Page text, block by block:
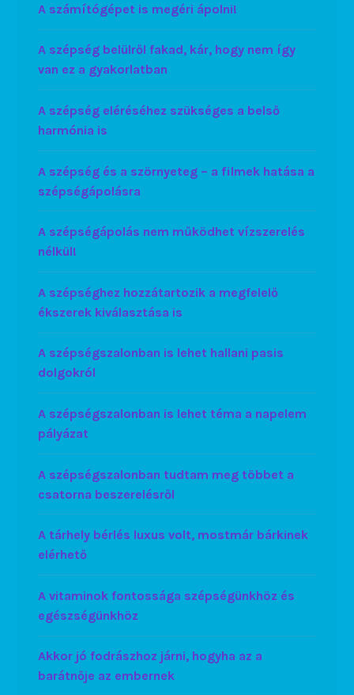
A számítógépet is megéri ápolni!
A szépség belülről fakad, kár, hogy nem így
van ez a gyakorlatban
A szépség eléréséhez szükséges a belső
harmónia is
A szépség és a szörnyeteg – a filmek hatása a
szépségápolásra
A szépségápolás nem működhet vízszerelés
nélkül!
A szépséghez hozzátartozik a megfelelő
ékszerek kiválasztása is
A szépségszalonban is lehet hallani pasis
dolgokról
A szépségszalonban is lehet téma a napelem
pályázat
A szépségszalonban tudtam meg többet a
csatorna beszerelésről
A tárhely bérlés luxus volt, mostmár bárkinek
elérhető
A vitaminok fontossága szépségünkhöz és
egészségünkhöz
Akkor jó fodrászhoz járni, hogyha az a
barátnője az embernek